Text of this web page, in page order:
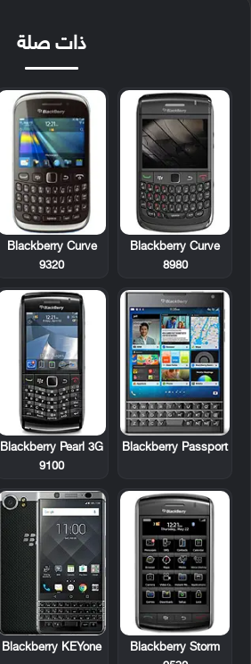
ذات صلة
Blackberry Curve
8980
Blackberry Curve
9320
Blackberry Passport
Blackberry Pearl 3G
9100
Blackberry Storm
Blackberry KEYone